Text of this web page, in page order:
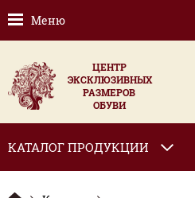
Меню
ЦЕНТР
ЭКСКЛЮЗИВНЫХ
РАЗМЕРОВ
ОБУВИ
КАТАЛОГ ПРОДУКЦИИ